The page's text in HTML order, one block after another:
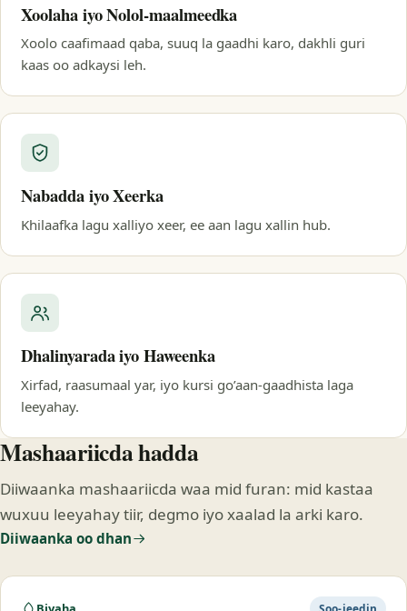
Xoolaha iyo Nolol-maalmeedka
Xoolo caafimaad qaba, suuq la gaadhi karo, dakhli guri
kaas oo adkaysi leh.
Nabadda iyo Xeerka
Khilaafka lagu xalliyo xeer, ee aan lagu xallin hub.
Dhalinyarada iyo Haweenka
Xirfad, raasumaal yar, iyo kursi go’aan-gaadhista laga
leeyahay.
Mashaariicda hadda
Diiwaanka mashaariicda waa mid furan: mid kastaa
wuxuu leeyahay tiir, degmo iyo xaalad la arki karo.
Diiwaanka oo dhan
Soo-jeedin